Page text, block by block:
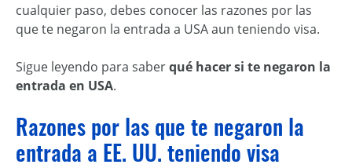
cualquier paso, debes conocer las razones por las
que te negaron la entrada a USA aun teniendo visa.
Sigue leyendo para saberqué hacer si te negaron la
entrada en USA.
Razones por las que te negaron la
entrada a EE. UU. teniendo visa